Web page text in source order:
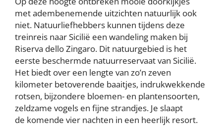
met adembenemende uitzichten natuurlijk ook
niet. Natuurliefhebbers kunnen tijdens deze
treinreis naar Sicilië een wandeling maken bij
Riserva dello Zingaro. Dit natuurgebied is het
eerste beschermde natuurreservaat van Sicilië.
Het biedt over een lengte van zo’n zeven
kilometer betoverende baaitjes, indrukwekkende
rotsen, bijzondere bloemen- en plantensoorten,
zeldzame vogels en fijne strandjes. Je slaapt
de komende vier nachten in een heerlijk resort.